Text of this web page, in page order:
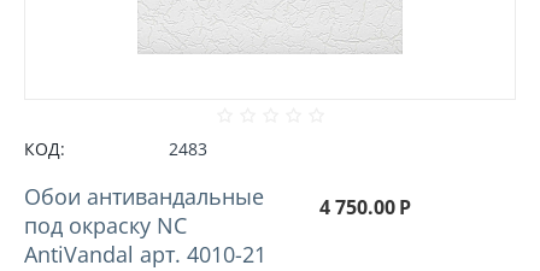
КОД: 2483
Обои антивандальные
под окраску NC
AntiVandal арт. 4010-21
4 750.00Р